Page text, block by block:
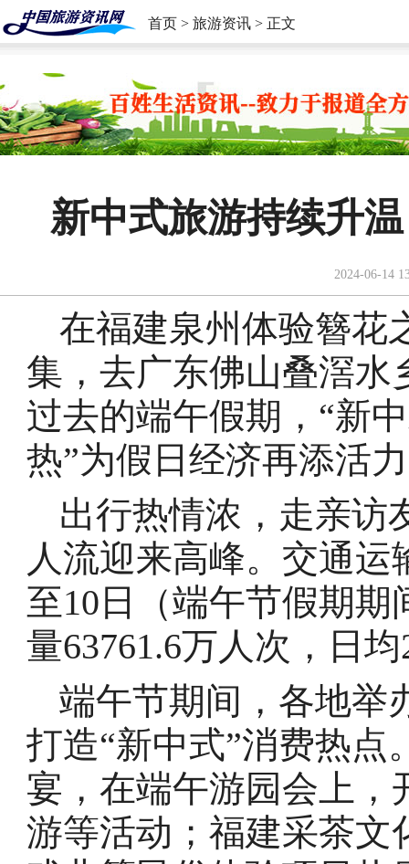
首页 > 旅游资讯 > 正文
新中式旅游持续升
2024-06-14
在福建泉州体验簪花
集，去广东佛山叠滘
过去的端午假期，“新
热”为假日经济再添活
出行热情浓，走亲访
人流迎来高峰。交通运
至10日（端午节假期
量63761.6万人次，日
端午节期间，各地举
打造“新中式”消费热点
宴，在端午游园会上，
游等活动；福建采茶文